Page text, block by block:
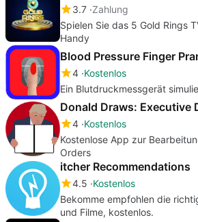
3.7 Zahlung
Spielen Sie das 5 Gold Rings
Handy
Blood Pressure Finger
4 Kostenlos
Ein Blutdruckmessgerät
Donald Draws: Executive
4 Kostenlos
Kostenlose App zur
Orders
itcher Recommendations
4.5 Kostenlos
Bekomme empfohlen die
und Filme, kostenlos.